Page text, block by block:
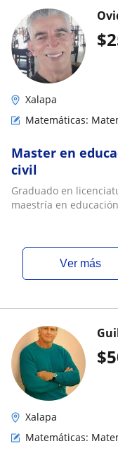
$
Xalapa
Matemáticas:
Master en
civil
Graduado en
maestría en
ver más
$
Xalapa
Matemáticas: